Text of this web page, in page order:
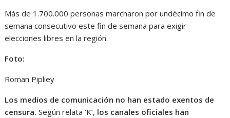
Más de 1.700.000 personas marcharon por undécimo fin de
semana consecutivo este fin de semana para exigir
elecciones libres en la región.
Foto:
Roman Pipliey
Los medios de comunicación no han estado exentos de
censura. Según relata ‘K’, los canales oficiales han